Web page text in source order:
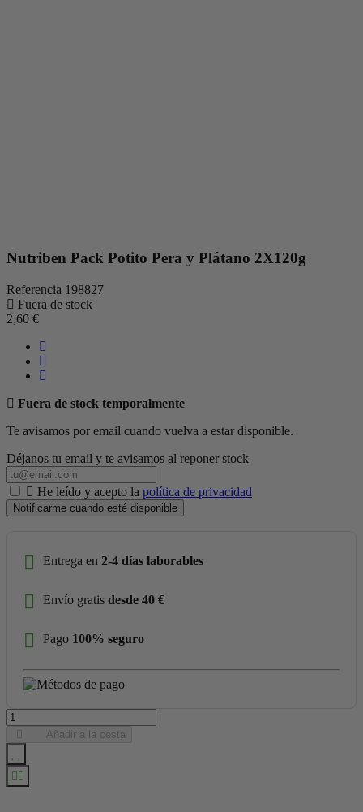
Nutriben Pack Potito Pera y Plátano 2X120g
Referencia 198827
Fuera de stock
2,60 €
Fuera de stock temporalmente
Te avisamos por email cuando vuelva a estar disponible.
Déjanos tu email y te avisamos al reponer stock
He leído y acepto la política de privacidad
Notificarme cuando esté disponible
Entrega en 2-4 días laborables
Envío gratis desde 40 €
Pago 100% seguro
Añadir a la cesta